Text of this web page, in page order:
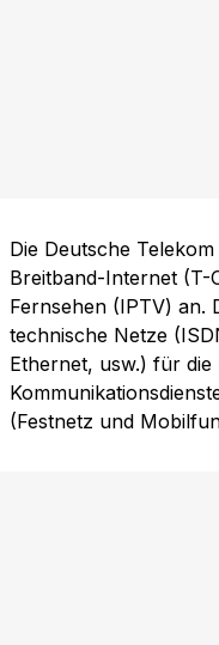
Die Deutsche
Breitband-Internet (T-
Fernsehen (IPTV) an.
technische Netze
Ethernet, usw.) für
(Festnetz und